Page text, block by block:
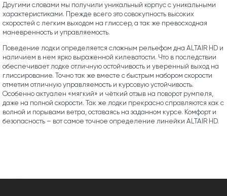
Другими словами мы получили уникальный корпус с уникальными
характеристиками. Прежде всего это совокупность высоких
скоростей с легким выходом на глиссер, а так же превосходная
маневренность и управляемость.
Поведение лодки определяется сложным рельефом дна ALTAIR HD и
наличием в нем ярко выраженной килеватости. Что в последствии
обеспечивает лодке отличную остойчивость и уверенный выход на
глиссирование. Точно так же вместе с быстрым набором скорости
отметим отличную управляемость и курсовую устойчивость.
Особенно актуален «мягкий» и чёткий отзыв на поворот румпеля,
даже на полной скорости. Так же лодки прекрасно справляются как с
волной и порывами ветра, оставаясь на заданном курсе. Комфорт и
безопасность – вот самое точное определение линейки ALTAIR HD.